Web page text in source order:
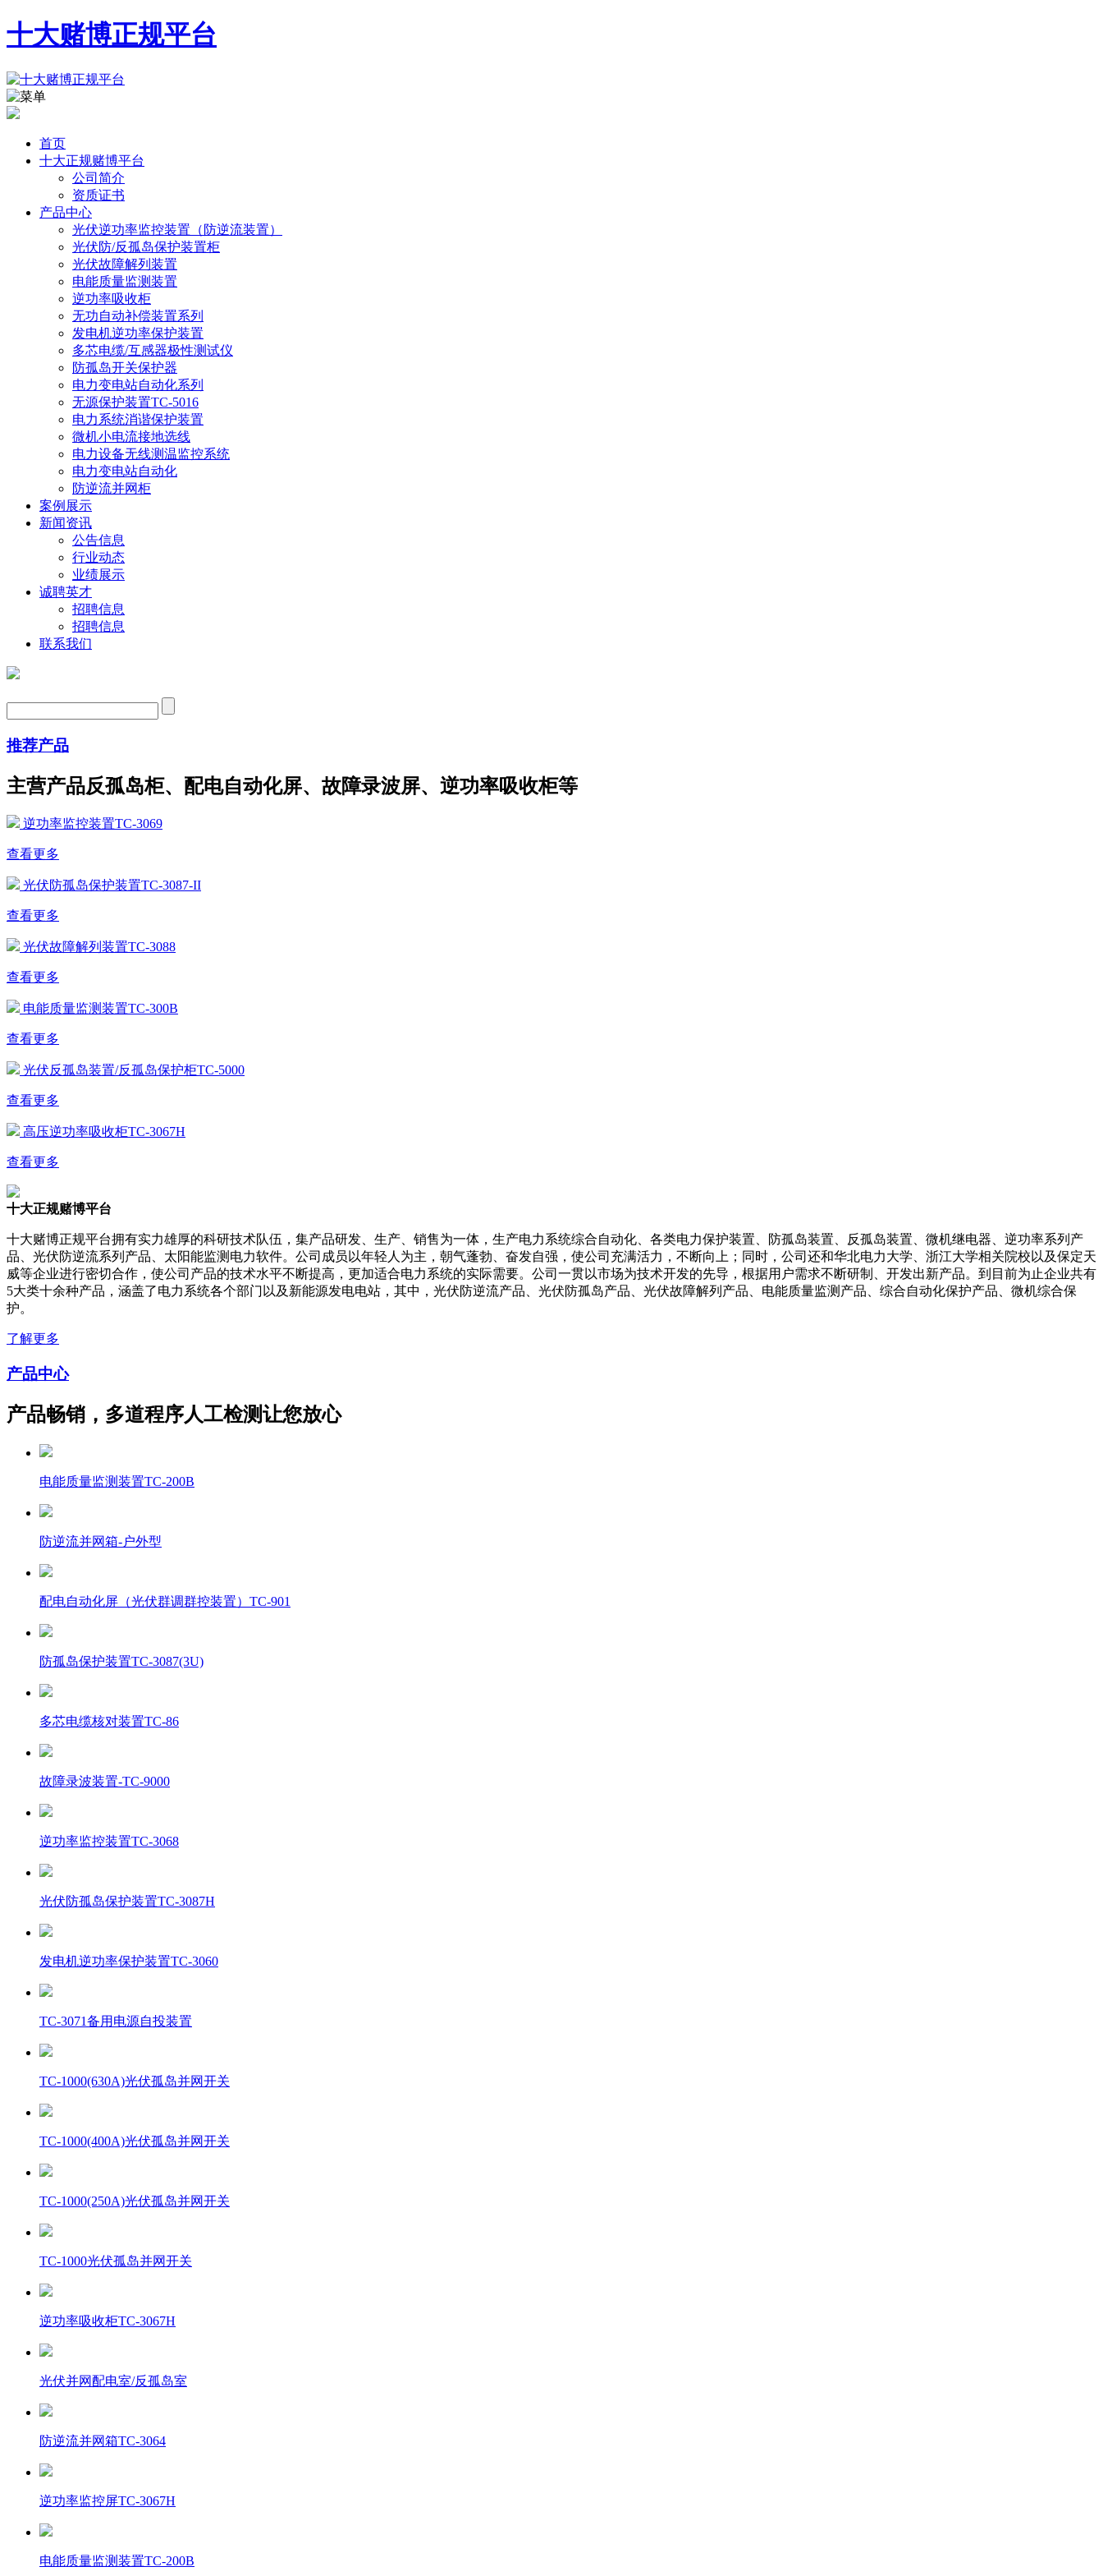
十大赌博正规平台
首页
十大正规赌博平台
公司简介
资质证书
产品中心
光伏逆功率监控装置（防逆流装置）
光伏防/反孤岛保护装置柜
光伏故障解列装置
电能质量监测装置
逆功率吸收柜
无功自动补偿装置系列
发电机逆功率保护装置
多芯电缆/互感器极性测试仪
防孤岛开关保护器
电力变电站自动化系列
无源保护装置TC-5016
电力系统消谐保护装置
微机小电流接地选线
电力设备无线测温监控系统
电力变电站自动化
防逆流并网柜
案例展示
新闻资讯
公告信息
行业动态
业绩展示
诚聘英才
招聘信息
招聘信息
联系我们
推荐产品
主营产品反孤岛柜、配电自动化屏、故障录波屏、逆功率吸收柜等
逆功率监控装置TC-3069
查看更多
光伏防孤岛保护装置TC-3087-II
查看更多
光伏故障解列装置TC-3088
查看更多
电能质量监测装置TC-300B
查看更多
光伏反孤岛装置/反孤岛保护柜TC-5000
查看更多
高压逆功率吸收柜TC-3067H
查看更多
十大正规赌博平台
十大赌博正规平台拥有实力雄厚的科研技术队伍，集产品研发、生产、销售为一体，生产电力系统综合自动化、各类电力保护装置、防孤岛装置、反孤岛装置、微机继电器、逆功率系列产
品、光伏防逆流系列产品、太阳能监测电力软件。公司成员以年轻人为主，朝气蓬勃、奋发自强，使公司充满活力，不断向上；同时，公司还和华北电力大学、浙江大学相关院校以及保定天
威等企业进行密切合作，使公司产品的技术水平不断提高，更加适合电力系统的实际需要。公司一贯以市场为技术开发的先导，根据用户需求不断研制、开发出新产品。到目前为止企业共有
5大类十余种产品，涵盖了电力系统各个部门以及新能源发电电站，其中，光伏防逆流产品、光伏防孤岛产品、光伏故障解列产品、电能质量监测产品、综合自动化保护产品、微机综合保
护。
了解更多
产品中心
产品畅销，多道程序人工检测让您放心
电能质量监测装置TC-200B
防逆流并网箱-户外型
配电自动化屏（光伏群调群控装置）TC-901
防孤岛保护装置TC-3087(3U)
多芯电缆核对装置TC-86
故障录波装置-TC-9000
逆功率监控装置TC-3068
光伏防孤岛保护装置TC-3087H
发电机逆功率保护装置TC-3060
TC-3071备用电源自投装置
TC-1000(630A)光伏孤岛并网开关
TC-1000(400A)光伏孤岛并网开关
TC-1000(250A)光伏孤岛并网开关
TC-1000光伏孤岛并网开关
逆功率吸收柜TC-3067H
光伏并网配电室/反孤岛室
防逆流并网箱TC-3064
逆功率监控屏TC-3067H
电能质量监测装置TC-200B